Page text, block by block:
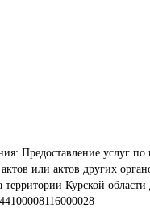
Предоставление услуг
или актов других
Курской